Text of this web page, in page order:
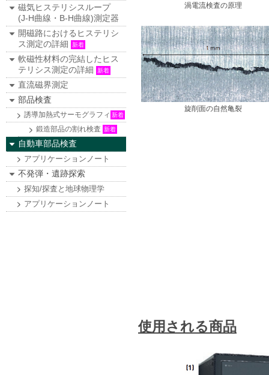
磁気ヒステリシスループ
(J-H曲線・B-H曲線)測定器
開磁路におけるヒステリシ
ス測定の詳細
新着
軟磁性材料の完結したヒス
テリシス測定の詳細
新着
直流磁界測定
部品検査
誘導加熱式サーモグラフィ 新着
鍛造部品の割れ検査 新着
自動車部品検査
アプリケーションノート
不発弾・遺跡探索
探知/探査と地球物理学
アプリケーションノート
渦電流検査の原理
旋削面の自然亀裂
使用される商品